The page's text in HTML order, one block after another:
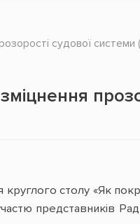
судової
столу «Як
представників